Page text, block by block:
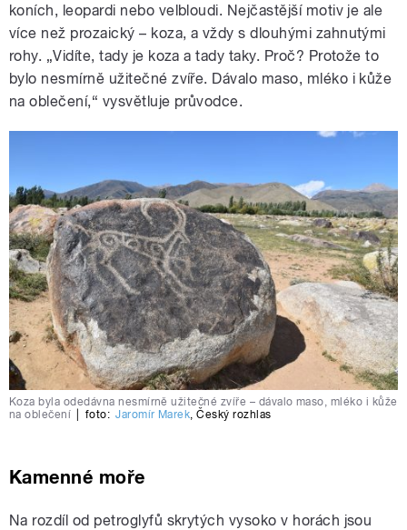
koních, leopardi nebo velbloudi. Nejčastější motiv je ale
více než prozaický – koza, a vždy s dlouhými zahnutými
rohy. „Vidíte, tady je koza a tady taky. Proč? Protože to
bylo nesmírně užitečné zvíře. Dávalo maso, mléko i kůže
na oblečení,“ vysvětluje průvodce.
Koza byla odedávna nesmírně užitečné zvíře – dávalo maso, mléko i kůže
na oblečení
foto: Jaromír Marek,Český rozhlas
Kamenné moře
Na rozdíl od petroglyfů skrytých vysoko v horách jsou